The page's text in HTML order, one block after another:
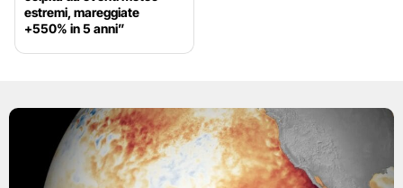
estremi, mareggiate
+550% in 5 anni”